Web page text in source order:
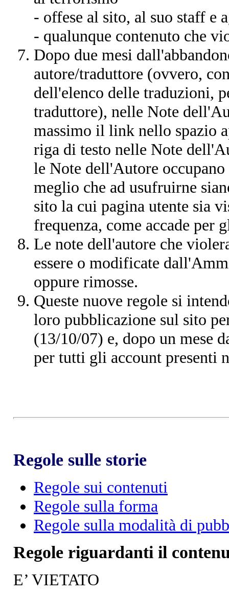
- offese al sito, al suo staff e
- qualunque contenuto che
Dopo due mesi
autore/traduttore (ovvero,
dell'elenco delle traduzioni,
traduttore), nelle Note
massimo il link nello spazio
riga di testo nelle Note
le Note dell'Autore occupano
meglio che ad usufruirne
sito la cui pagina utente sia
frequenza, come accade per
Le note dell'autore che
essere o modificate
oppure rimosse.
Queste nuove regole si
loro pubblicazione sul sito
(13/10/07) e, dopo un mese
per tutti gli account presenti
Regole sulle storie
Regole sui contenuti
Regole sulla forma
Regole sulla modalità di
Regole riguardanti il
E’ VIETATO